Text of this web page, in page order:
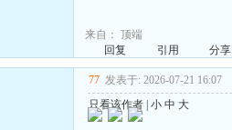
来自： 顶端
回复
引用 分享
77 发表于: 2026-07-21 16:07
只看该作者| 小 中 大